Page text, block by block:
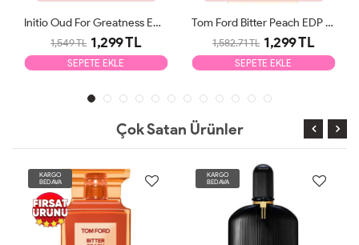
Initio Oud For Greatness EDP 90ml Unisex Parfüm Tester
1,549 TL 1,299 TL
SEPETE EKLE
Tom Ford Bitter Peach EDP 100ml Unisex Parfüm Tester
1,582.71 TL 1,299 TL
SEPETE EKLE
Çok Satan Ürünler
KARGO
BEDAVA
KARGO
BEDAVA